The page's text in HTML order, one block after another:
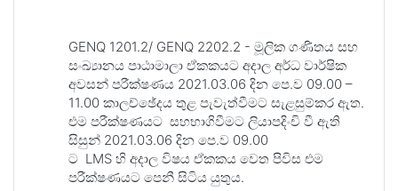
GENQ 1201.2/ GENQ 2202.2 - මූලික ගණිතය සහ
සංඛ්‍යානය පාඨාමාලා ඒකකයට අදාල අර්ධ වාර්ෂික
අවසන් පරීක්ෂණය 2021.03.06 දින පෙ.ව 09.00 –
11.00 කාලච්ඡේදය තුළ පැවැත්වීමට සැළසුම්කර ඇත.
එම පරීක්ෂණයට සහභාගිවීමට ලියාපදිංචි වී ඇති
සිසුන් 2021.03.06 දින පෙ.ව 09.00
ට LMS හි අදාල විෂය ඒකකය වෙත පිවිස එම
පරීක්ෂණයට පෙනී සිටිය යුතුය.